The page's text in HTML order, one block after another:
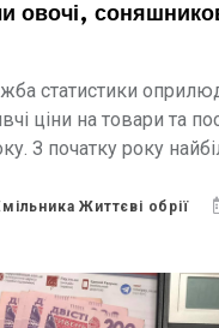
овочі,
статистики
ціни на товари та
З початку року
Життєві обрії